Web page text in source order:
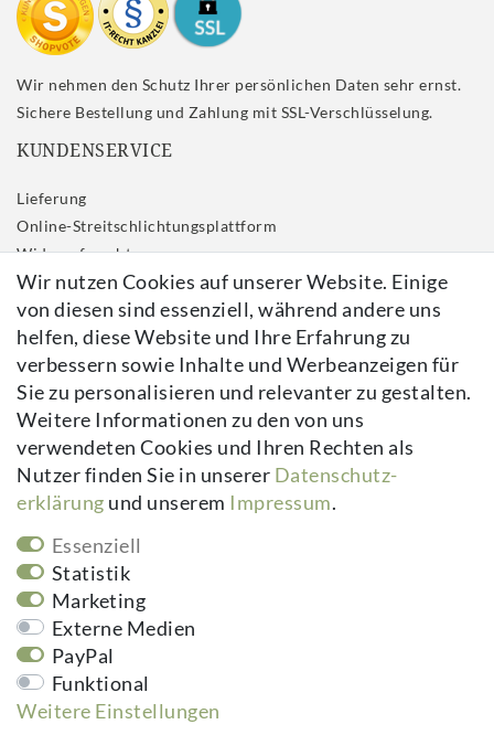
Wir nehmen den Schutz Ihrer persönlichen Daten sehr ernst.
Sichere Bestellung und Zahlung mit SSL-Verschlüsselung.
KUNDENSERVICE
Lieferung
Online-Streitschlichtungsplattform
Widerrufs­recht
Impressum
Daten­schutz­erklärung
AGB
Kontakt
Vertrag widerrufen
Newsletter
E-MAIL **
Newsletter
Hiermit bestätige ich, dass ich die
Meine Einwilligung kann ich jederzeit widerrufen.**
Wir nutzen Cookies auf unserer Website. Einige
von diesen sind essenziell, während andere uns
helfen, diese Website und Ihre Erfahrung zu
verbessern sowie Inhalte und Werbeanzeigen für
Sie zu personalisieren und relevanter zu gestalten.
Weitere Informationen zu den von uns
verwendeten Cookies und Ihren Rechten als
Nutzer finden Sie in unserer Daten­schutz­
erklärung und unserem Impressum.
Essenziell
Statistik
Marketing
Externe Medien
PayPal
Funktional
Weitere Einstellungen